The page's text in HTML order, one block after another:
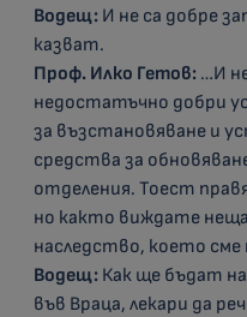
Водещ: И не са добре
казват.
Проф. Илко Гетов: …И
недостатъчно добри
за възстановяване и
средства за
отделения. Тоест
но както виждате
наследство, което сме
Водещ: Как ще бъдат
във Враца, лекари да